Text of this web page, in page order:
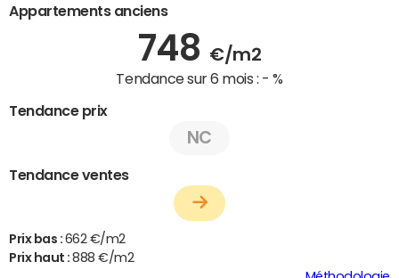
Appartements anciens
748 €/m2
Tendance sur 6 mois : - %
Tendance prix
NC
Tendance ventes
Prix bas : 662 €/m2
Prix haut :888 €/m2